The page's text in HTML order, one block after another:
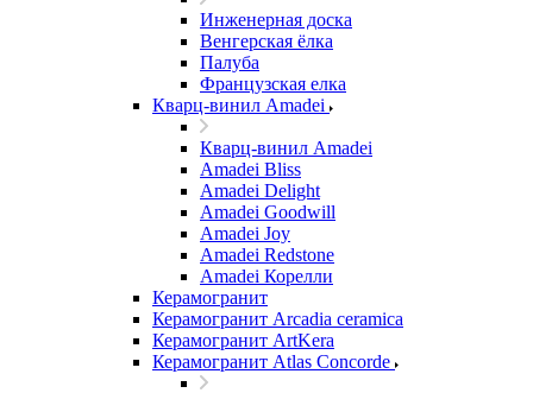
Инженерная доска
Венгерская ёлка
Палуба
Французская елка
Кварц-винил Amadei
Кварц-винил Amadei
Amadei Bliss
Amadei Delight
Amadei Goodwill
Amadei Joy
Amadei Redstone
Amadei Корелли
Керамогранит
Керамогранит Arcadia ceramica
Керамогранит ArtKera
Керамогранит Atlas Concorde